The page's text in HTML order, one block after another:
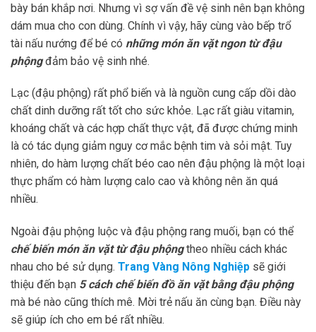
bày bán khắp nơi. Nhưng vì sợ vấn đề vệ sinh nên bạn không
dám mua cho con dùng. Chính vì vậy, hãy cùng vào bếp trổ
tài nấu nướng để bé có những món ăn vặt ngon từ đậu
phộngđảm bảo vệ sinh nhé.
Lạc (đậu phộng) rất phổ biến và là nguồn cung cấp dồi dào
chất dinh dưỡng rất tốt cho sức khỏe. Lạc rất giàu vitamin,
khoáng chất và các hợp chất thực vật, đã được chứng minh
là có tác dụng giảm nguy cơ mắc bệnh tim và sỏi mật. Tuy
nhiên, do hàm lượng chất béo cao nên đậu phộng là một loại
thực phẩm có hàm lượng calo cao và không nên ăn quá
nhiều.
Ngoài đậu phộng luộc và đậu phộng rang muối, bạn có thể
chế biến món ăn vặt từ đậu phộngtheo nhiều cách khác
nhau cho bé sử dụng. Trang Vàng Nông Nghiệp sẽ giới
thiệu đến bạn 5 cách chế biến đồ ăn vặt bằng đậu phộng
mà bé nào cũng thích mê. Mời trẻ nấu ăn cùng bạn. Điều này
sẽ giúp ích cho em bé rất nhiều.